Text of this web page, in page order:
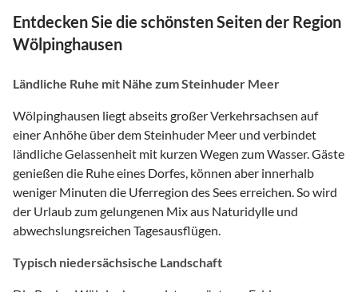
Entdecken Sie die schönsten Seiten der Region
Wölpinghausen
Ländliche Ruhe mit Nähe zum Steinhuder Meer
Wölpinghausen liegt abseits großer Verkehrsachsen auf
einer Anhöhe über dem Steinhuder Meer und verbindet
ländliche Gelassenheit mit kurzen Wegen zum Wasser. Gäste
genießen die Ruhe eines Dorfes, können aber innerhalb
weniger Minuten die Uferregion des Sees erreichen. So wird
der Urlaub zum gelungenen Mix aus Naturidylle und
abwechslungsreichen Tagesausflügen.
Typisch niedersächsische Landschaft